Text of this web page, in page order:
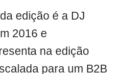
edição é a DJ
2016 e
na edição
para um B2B